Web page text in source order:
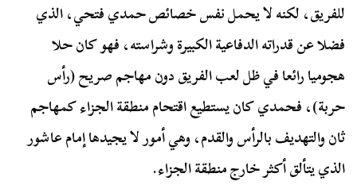
للفريق، لكنه لا يحمل نفس خصائص حمدي فتحي، الذي
فضلا عن قدراته الدفاعية الكبيرة وشراسته، فهو كان حلا
هجوميا رائعا في ظل لعب الفريق دون مهاجم صريح (رأس
حربة)، فحمدي كان يستطيع اقتحام منطقة الجزاء كمهاجم
ثان والتهديف بالرأس والقدم، وهي أمور لا يجيدها إمام عاشور
الذي يتألق أكثر خارج منطقة الجزاء.